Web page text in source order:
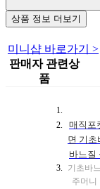
상품 정보 더보기
미니샵 바로가기 >
판매자 관련상
품
매직포
면 기초
바느질
기초바
주머니